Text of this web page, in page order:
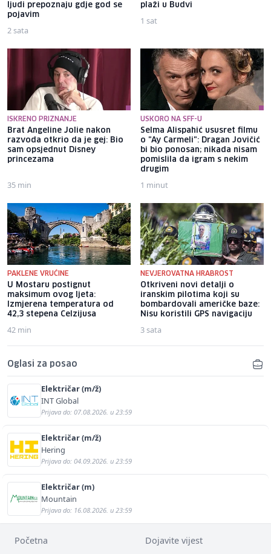
ljudi prepoznaju gdje god se
pojavim
2 sata
plaži u Budvi
1 sat
ISKRENO PRIZNANJE
Brat Angeline Jolie nakon
razvoda otkrio da je gej: Bio
sam opsjednut Disney
princezama
35 min
USKORO NA SFF-U
Selma Alispahić ususret filmu
o "Ay Carmeli": Dragan Jovičić
bi bio ponosan; nikada nisam
pomislila da igram s nekim
drugim
1 minut
PAKLENE VRUĆINE
U Mostaru postignut
maksimum ovog ljeta:
Izmjerena temperatura od
42,3 stepena Celzijusa
42 min
NEVJEROVATNA HRABROST
Otkriveni novi detalji o
iranskim pilotima koji su
bombardovali američke baze:
Nisu koristili GPS navigaciju
3 sata
Oglasi za posao
Električar (m/ž)
INT Global
Prijava do: 07.08.2026. u 23:59
Električar (m/ž)
Hering
Prijava do: 04.09.2026. u 23:59
Električar (m)
Mountain
Prijava do: 16.08.2026. u 23:59
Početna Dojavite vijest